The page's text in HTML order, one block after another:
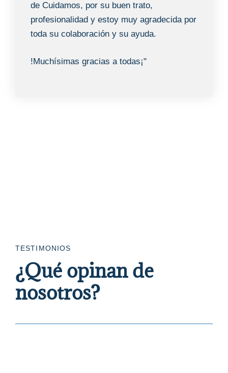
de Cuidamos, por su buen trato,
profesionalidad y estoy muy agradecida por
toda su colaboración y su ayuda.
!Muchísimas gracias a todas¡"
TESTIMONIOS
¿Qué opinan de
nosotros?